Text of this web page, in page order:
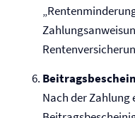
Nach der Zahlung